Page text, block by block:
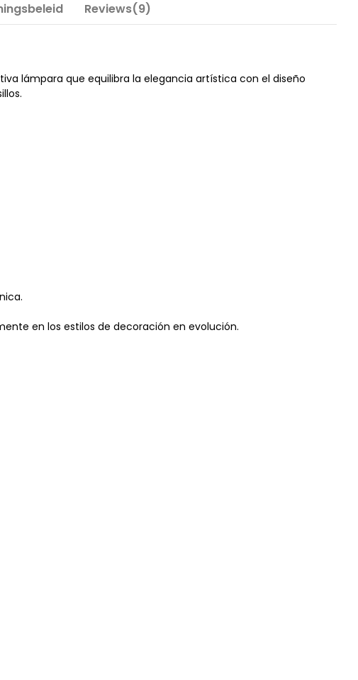
Reviews(9)
lámpara que equilibra la elegancia artística con el diseño
en los estilos de decoración en evolución.